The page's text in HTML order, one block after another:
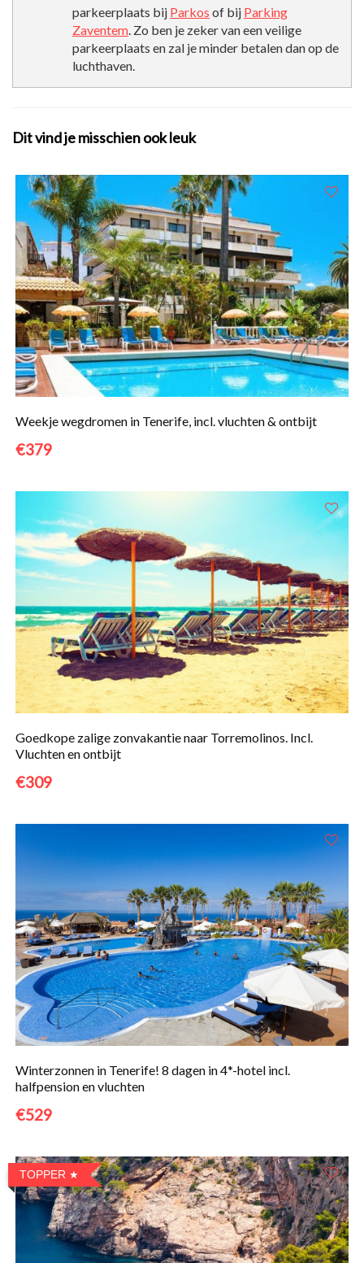
parkeerplaats bij Parkos of bij Parking
Zaventem. Zo ben je zeker van een veilige
parkeerplaats en zal je minder betalen dan op de
luchthaven.
Dit vind je misschien ook leuk
Weekje wegdromen in Tenerife, incl. vluchten & ontbijt
€379
Goedkope zalige zonvakantie naar Torremolinos. Incl.
Vluchten en ontbijt
€309
Winterzonnen in Tenerife! 8 dagen in 4*-hotel incl.
halfpension en vluchten
€529
TOPPER